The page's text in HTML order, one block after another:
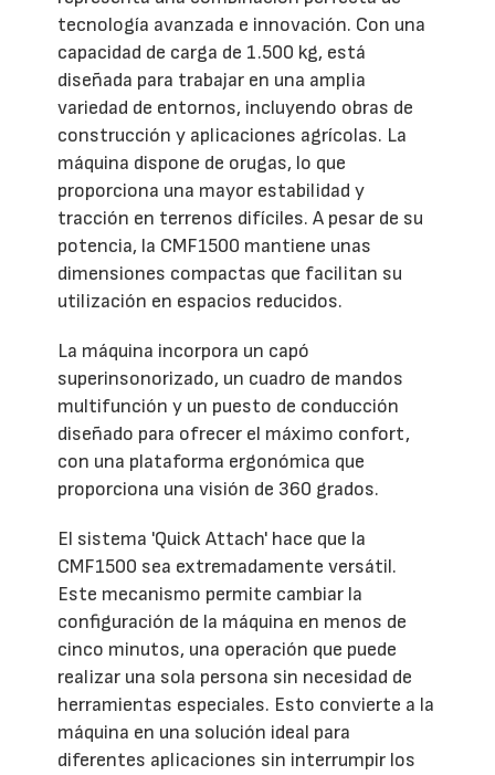
tecnología avanzada e innovación. Con una
capacidad de carga de 1.500 kg, está
diseñada para trabajar en una amplia
variedad de entornos, incluyendo obras de
construcción y aplicaciones agrícolas. La
máquina dispone de orugas, lo que
proporciona una mayor estabilidad y
tracción en terrenos difíciles. A pesar de su
potencia, la CMF1500 mantiene unas
dimensiones compactas que facilitan su
utilización en espacios reducidos.
La máquina incorpora un capó
superinsonorizado, un cuadro de mandos
multifunción y un puesto de conducción
diseñado para ofrecer el máximo confort,
con una plataforma ergonómica que
proporciona una visión de 360 grados.
El sistema 'Quick Attach' hace que la
CMF1500 sea extremadamente versátil.
Este mecanismo permite cambiar la
configuración de la máquina en menos de
cinco minutos, una operación que puede
realizar una sola persona sin necesidad de
herramientas especiales. Esto convierte a la
máquina en una solución ideal para
diferentes aplicaciones sin interrumpir los